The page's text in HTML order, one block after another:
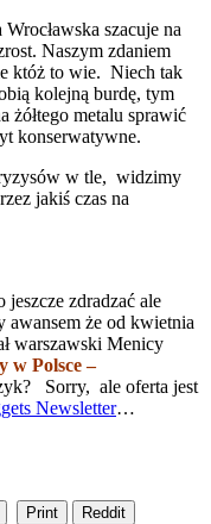
szacuje na
Naszym zdaniem
któż to wie. Niech tak
kolejną burdę, tym
żółtego metalu sprawić
konserwatywne.
w tle, widzimy
jakiś czas na
zdradzać ale
że od kwietnia
warszawski Menicy
w Polsce –
Sorry, ale oferta jest
Newsletter…
Print
Reddit